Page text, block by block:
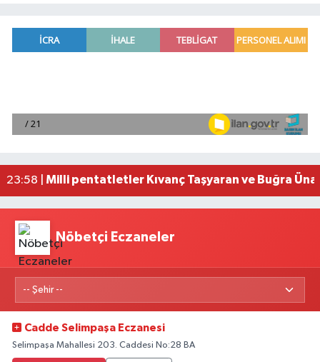
00:39 |
Mersin'de uyuşturucu operasyonunda 190
23:58 | Milli pentatletler Kıvanç Taşyaran ve Buğra
Nöbetçi Eczaneler
Cadde Selimpaşa Eczanesi
Selimpaşa Mahallesi 203. Caddesi No:28 BA